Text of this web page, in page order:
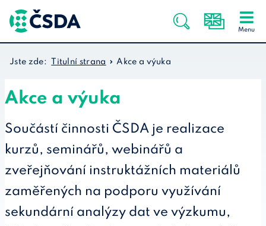
Jste zde: Titulní strana Akce a výuka
Akce a výuka
Součástí činnosti ČSDA je realizace
kurzů, seminářů, webinářů a
zveřejňování instruktážních materiálů
zaměřených na podporu využívání
sekundární analýzy dat ve výzkumu,